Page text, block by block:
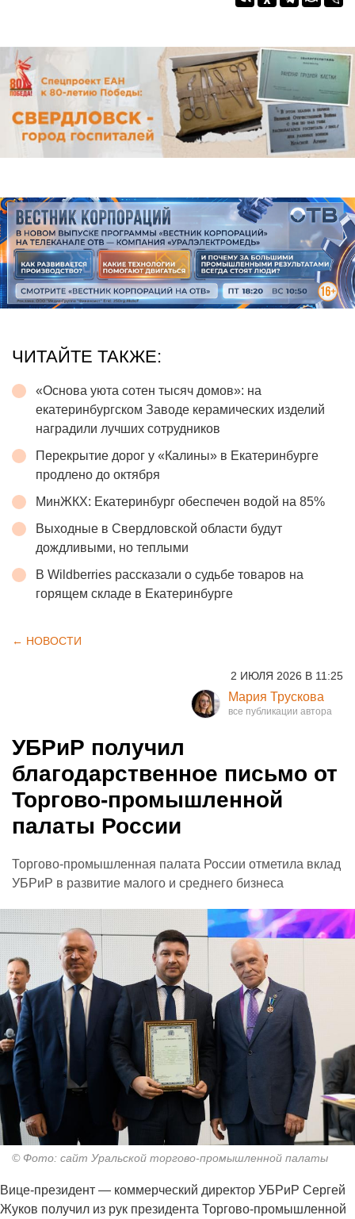
ЧИТАЙТЕ ТАКЖЕ:
«Основа уюта сотен тысяч домов»: на
екатеринбургском Заводе керамических изделий
наградили лучших сотрудников
Перекрытие дорог у «Калины» в Екатеринбурге
продлено до октября
МинЖКХ: Екатеринбург обеспечен водой на 85%
Выходные в Свердловской области будут
дождливыми, но теплыми
В Wildberries рассказали о судьбе товаров на
горящем складе в Екатеринбурге
← НОВОСТИ
2 ИЮЛЯ 2026 В 11:25
Мария Трускова
УБРиР получил
благодарственное письмо от
Торгово-промышленной
палаты России
Торгово-промышленная палата России отметила вклад
УБРиР в развитие малого и среднего бизнеса
© Фото: сайт Уральской торгово-промышленной палаты
Вице-президент — коммерческий директор УБРиР Сергей
Жуков получил из рук президента Торгово-промышленной